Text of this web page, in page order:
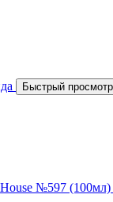
Быстрый просмотр